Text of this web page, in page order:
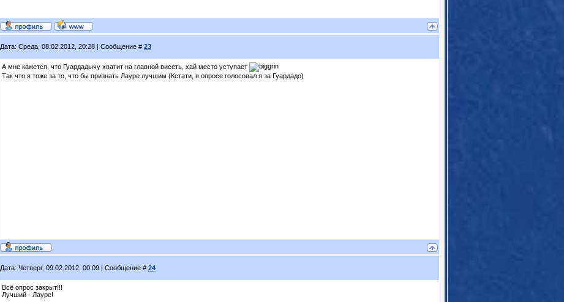
Дата: Среда, 08.02.2012, 20:28 | Сообщение # 23
А мне кажется, что Гуардадычу хватит на главной висеть, хай место уступает
Так что я тоже за то, что бы признать Лауре лучшим (Кстати, в опросе голосовал я за Гуардадо)
Дата: Четверг, 09.02.2012, 00:09 | Сообщение # 24
Всё опрос закрыт!!!
Лучший - Лауре!